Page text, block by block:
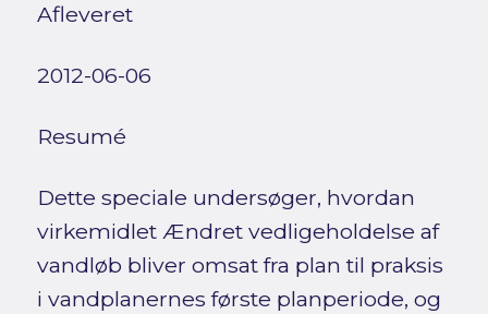
Afleveret
2012-06-06
Resumé
Dette speciale undersøger, hvordan
virkemidlet Ændret vedligeholdelse af
vandløb bliver omsat fra plan til praksis
i vandplanernes første planperiode, og